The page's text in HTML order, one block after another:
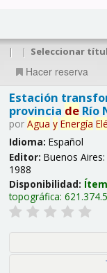
| | Seleccionar
Hacer reserva
Estación
provincia deRío
por Agua y Energía
Idioma: Español
Editor: Buenos Aires:
1988
Disponibilidad:
topográfica: